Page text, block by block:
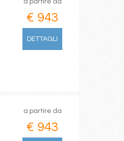
a partire da
€ 943
DETTAGLI
a partire da
€ 943